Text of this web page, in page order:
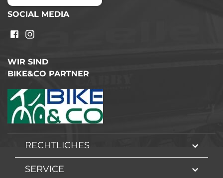
SOCIAL MEDIA
WIR SIND
BIKE&CO PARTNER
RECHTLICHES
SERVICE